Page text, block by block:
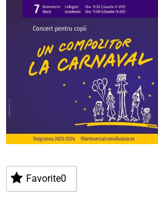
Favorite0